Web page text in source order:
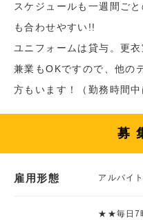
スケジュールも一週間ご
も合わせやすい!!
ユニフォームは貸与。更
兼業もOKですので、他の
方もいます！（勤務時間中
募
雇用形態 アルバイ
★★毎日7